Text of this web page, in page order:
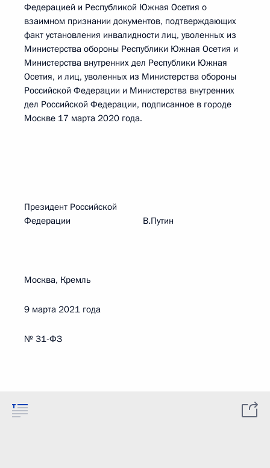
Федерацией и Республикой Южная Осетия о
взаимном признании документов, подтверждающих
факт установления инвалидности лиц, уволенных из
Министерства обороны Республики Южная Осетия и
Министерства внутренних дел Республики Южная
Осетия, и лиц, уволенных из Министерства обороны
Российской Федерации и Министерства внутренних
дел Российской Федерации, подписанное в городе
Москве 17 марта 2020 года.
Президент Российской
Федерации В.Путин
Москва, Кремль
9 марта 2021 года
№ 31-ФЗ